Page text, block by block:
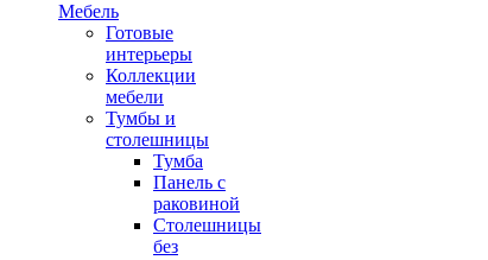
Мебель
Готовые
интерьеры
Коллекции
мебели
Тумбы и
столешницы
Тумба
Панель с
раковиной
Столешницы
без